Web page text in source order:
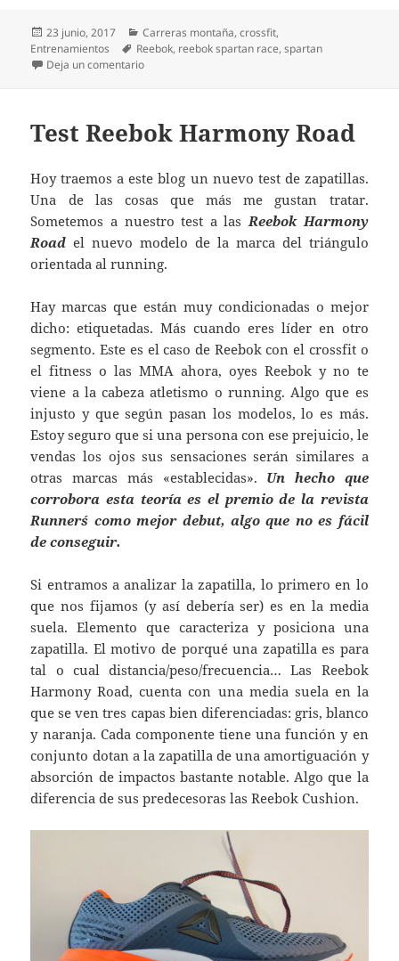
Publicado
el
23 junio, 2017 Categorías
Carreras montaña,crossfit,
Entrenamientos
Etiquetas
Reebok, reebok spartan race,spartan
Deja un comentarioen Reebok Spartan Race llega a Bilbao. Consejos
Test Reebok Harmony Road
Hoy traemos a este blog un nuevo test de zapatillas.
Una de las cosas que más me gustan tratar.
Sometemos a nuestro test a las Reebok Harmony
Road el nuevo modelo de la marca del triángulo
orientada al running.
Hay marcas que están muy condicionadas o mejor
dicho: etiquetadas. Más cuando eres líder en otro
segmento. Este es el caso de Reebok con el crossfit o
el fitness o las MMA ahora, oyes Reebok y no te
viene a la cabeza atletismo o running. Algo que es
injusto y que según pasan los modelos, lo es más.
Estoy seguro que si una persona con ese prejuicio, le
vendas los ojos sus sensaciones serán similares a
otras marcas más «establecidas». Un hecho que
corrobora esta teoría es el premio de la revista
Runner´s como mejor debut, algo que no es fácil
de conseguir.
Si entramos a analizar la zapatilla, lo primero en lo
que nos fijamos (y así debería ser) es en la media
suela. Elemento que caracteriza y posiciona una
zapatilla. El motivo de porqué una zapatilla es para
tal o cual distancia/peso/frecuencia… Las Reebok
Harmony Road, cuenta con una media suela en la
que se ven tres capas bien diferenciadas: gris, blanco
y naranja. Cada componente tiene una función y en
conjunto dotan a la zapatilla de una amortiguación y
absorción de impactos bastante notable. Algo que la
diferencia de sus predecesoras las Reebok Cushion.